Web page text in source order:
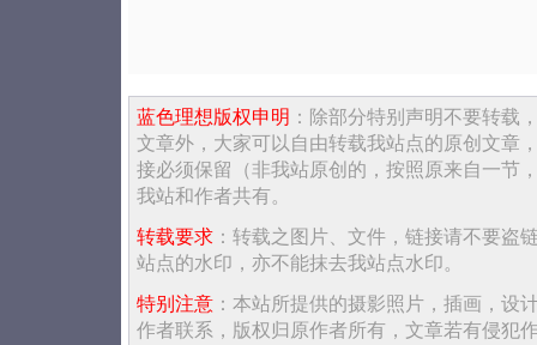
蓝色理想版权申明 ：除部分特别声明不要转载
文章外，大家可以自由转载我站点的原创文章
接必须保留（非我站原创的，按照原来自一节
我站和作者共有。
转载要求 ：转载之图片、文件，链接请不要盗
站点的水印，亦不能抹去我站点水印。
特别注意 ：本站所提供的摄影照片，插画，设
作者联系，版权归原作者所有，文章若有侵犯